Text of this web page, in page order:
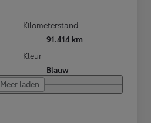
Kilometerstand
91.414 km
Kleur
Blauw
Meer laden